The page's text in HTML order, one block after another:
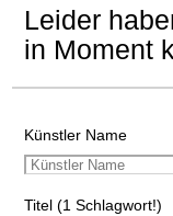
Leider
in Moment
Künstler Name
Titel (1 Schlagwort!)